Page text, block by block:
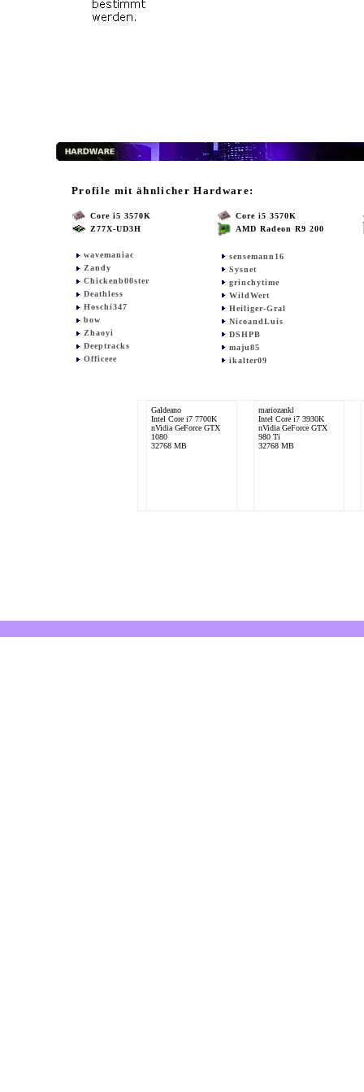
Profile mit ähnlicher Hardware:
Core i5 3570K
Z77X-UD3H
wavemaniac
Zandy
Chickenb00ster
Deathless
Hoschi347
bow
Zhaoyi
Deeptracks
Officeee
Core i5 3570K
AMD Radeon R9 200
sensemann16
Sysnet
grinchytime
WildWert
Heiliger-Gral
NicoandLuis
DSHPB
maju85
ikalter09
Galdeano
Intel Core i7 7700K
nVidia GeForce GTX
1080
32768 MB
mariozankl
Intel Core i7 3930K
nVidia GeForce GTX
980 Ti
32768 MB